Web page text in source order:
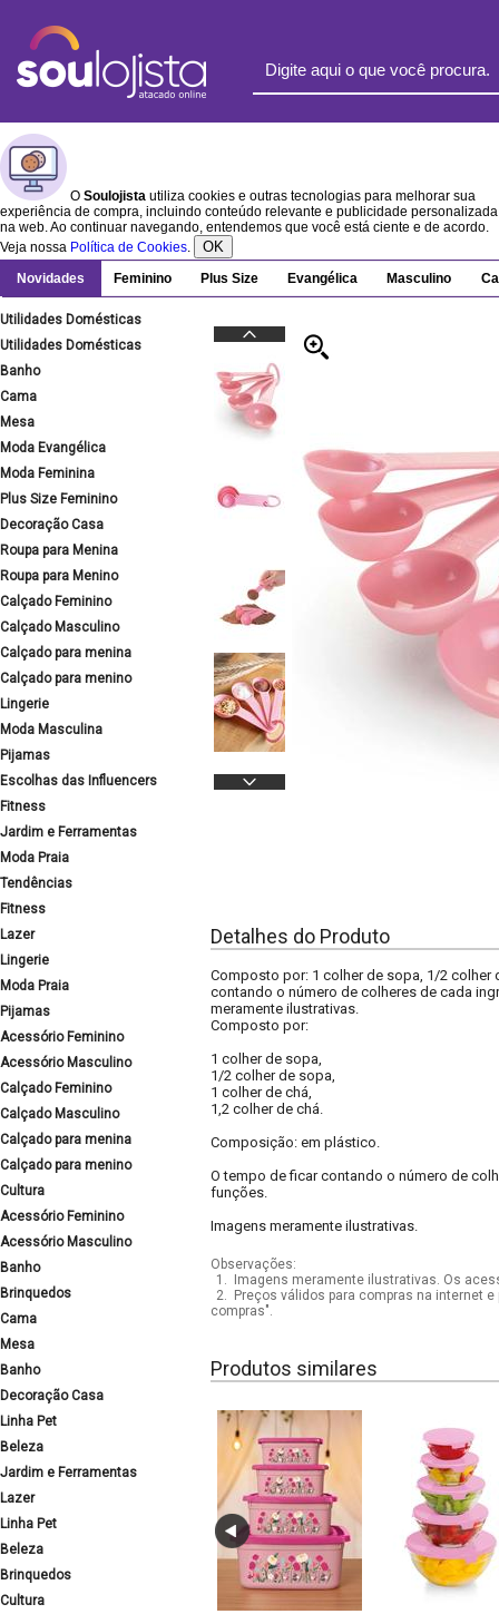
O Soulojista utiliza cookies e outras tecnologias para melhorar sua
experiência de compra, incluindo conteúdo relevante e publicidade personalizada
na web. Ao continuar navegando, entendemos que você está ciente e de acordo.
Veja nossa Política de Cookies. OK
Novidades Feminino Plus Size Evangélica Masculino
Utilidades Domésticas
Utilidades Domésticas
Banho
Cama
Mesa
Moda Evangélica
Moda Feminina
Plus Size Feminino
Decoração Casa
Roupa para Menina
Roupa para Menino
Calçado Feminino
Calçado Masculino
Calçado para menina
Calçado para menino
Lingerie
Moda Masculina
Pijamas
Escolhas das Influencers
Fitness
Jardim e Ferramentas
Moda Praia
Tendências
Fitness
Lazer
Lingerie
Moda Praia
Pijamas
Acessório Feminino
Acessório Masculino
Calçado Feminino
Calçado Masculino
Calçado para menina
Calçado para menino
Cultura
Acessório Feminino
Acessório Masculino
Banho
Brinquedos
Cama
Mesa
Banho
Decoração Casa
Linha Pet
Beleza
Jardim e Ferramentas
Lazer
Linha Pet
Beleza
Brinquedos
Cultura
Detalhes do Produto
Composto por: 1 colher de sopa, 1/2 colher
contando o número de colheres de cada
meramente ilustrativas.
Composto por:
1 colher de sopa,
1/2 colher de sopa,
1 colher de chá,
1,2 colher de chá.
Composição: em plástico.
O tempo de ficar contando o número de
funções.
Imagens meramente ilustrativas.
Observações:
1.
Imagens meramente ilustrativas. Os
2.
Preços válidos para compras na internet
compras".
Produtos similares